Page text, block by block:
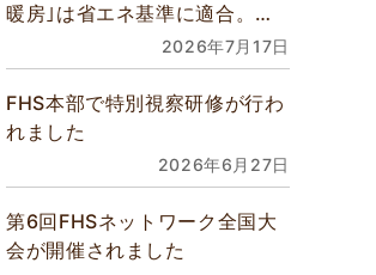
暖房｣は省エネ基準に適合。全
館床暖房などあらゆるご要望に
対応できます
2026年7月17日
FHS本部で特別視察研修が行わ
れました
2026年6月27日
第6回FHSネットワーク全国大
会が開催されました